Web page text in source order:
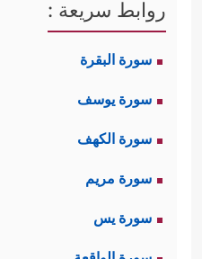
روابط سريعة :
سورة البقرة
سورة يوسف
سورة الكهف
سورة مريم
سورة يس